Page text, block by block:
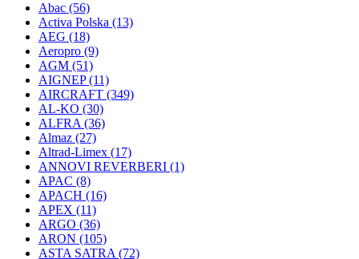
Abac (56)
Activa Polska (13)
AEG (18)
Aeropro (9)
AGM (51)
AIGNEP(11)
AIRCRAFT (349)
AL-KO (30)
ALFRA (36)
Almaz (27)
Altrad-Limex (17)
ANNOVI REVERBERI (1)
APAC (8)
APACH (16)
APEX (11)
ARGO (36)
ARON (105)
ASTA SATRA (72)